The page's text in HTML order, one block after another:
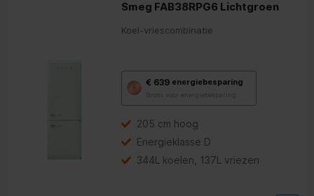
Smeg FAB38RPG6 Lichtgroen
Koel-vriescombinatie
€ 639 energiebesparing
Brons voor energiebesparing
deze
Youreko’s
voor
energiebesparing.
205 cm hoog
Energieklasse D
344L koelen, 137L vriezen